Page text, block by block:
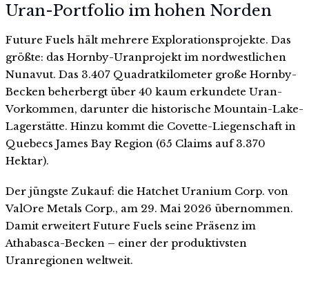
Uran-Portfolio im hohen Norden
Future Fuels hält mehrere Explorationsprojekte. Das
größte: das Hornby-Uranprojekt im nordwestlichen
Nunavut. Das 3.407 Quadratkilometer große Hornby-
Becken beherbergt über 40 kaum erkundete Uran-
Vorkommen, darunter die historische Mountain-Lake-
Lagerstätte. Hinzu kommt die Covette-Liegenschaft in
Quebecs James Bay Region (65 Claims auf 3.370
Hektar).
Der jüngste Zukauf: die Hatchet Uranium Corp. von
ValOre Metals Corp., am 29. Mai 2026 übernommen.
Damit erweitert Future Fuels seine Präsenz im
Athabasca-Becken – einer der produktivsten
Uranregionen weltweit.